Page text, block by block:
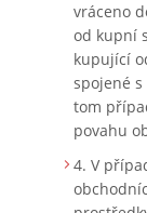
vráceno
od kupní
kupující
spojené
tom
povahu
V